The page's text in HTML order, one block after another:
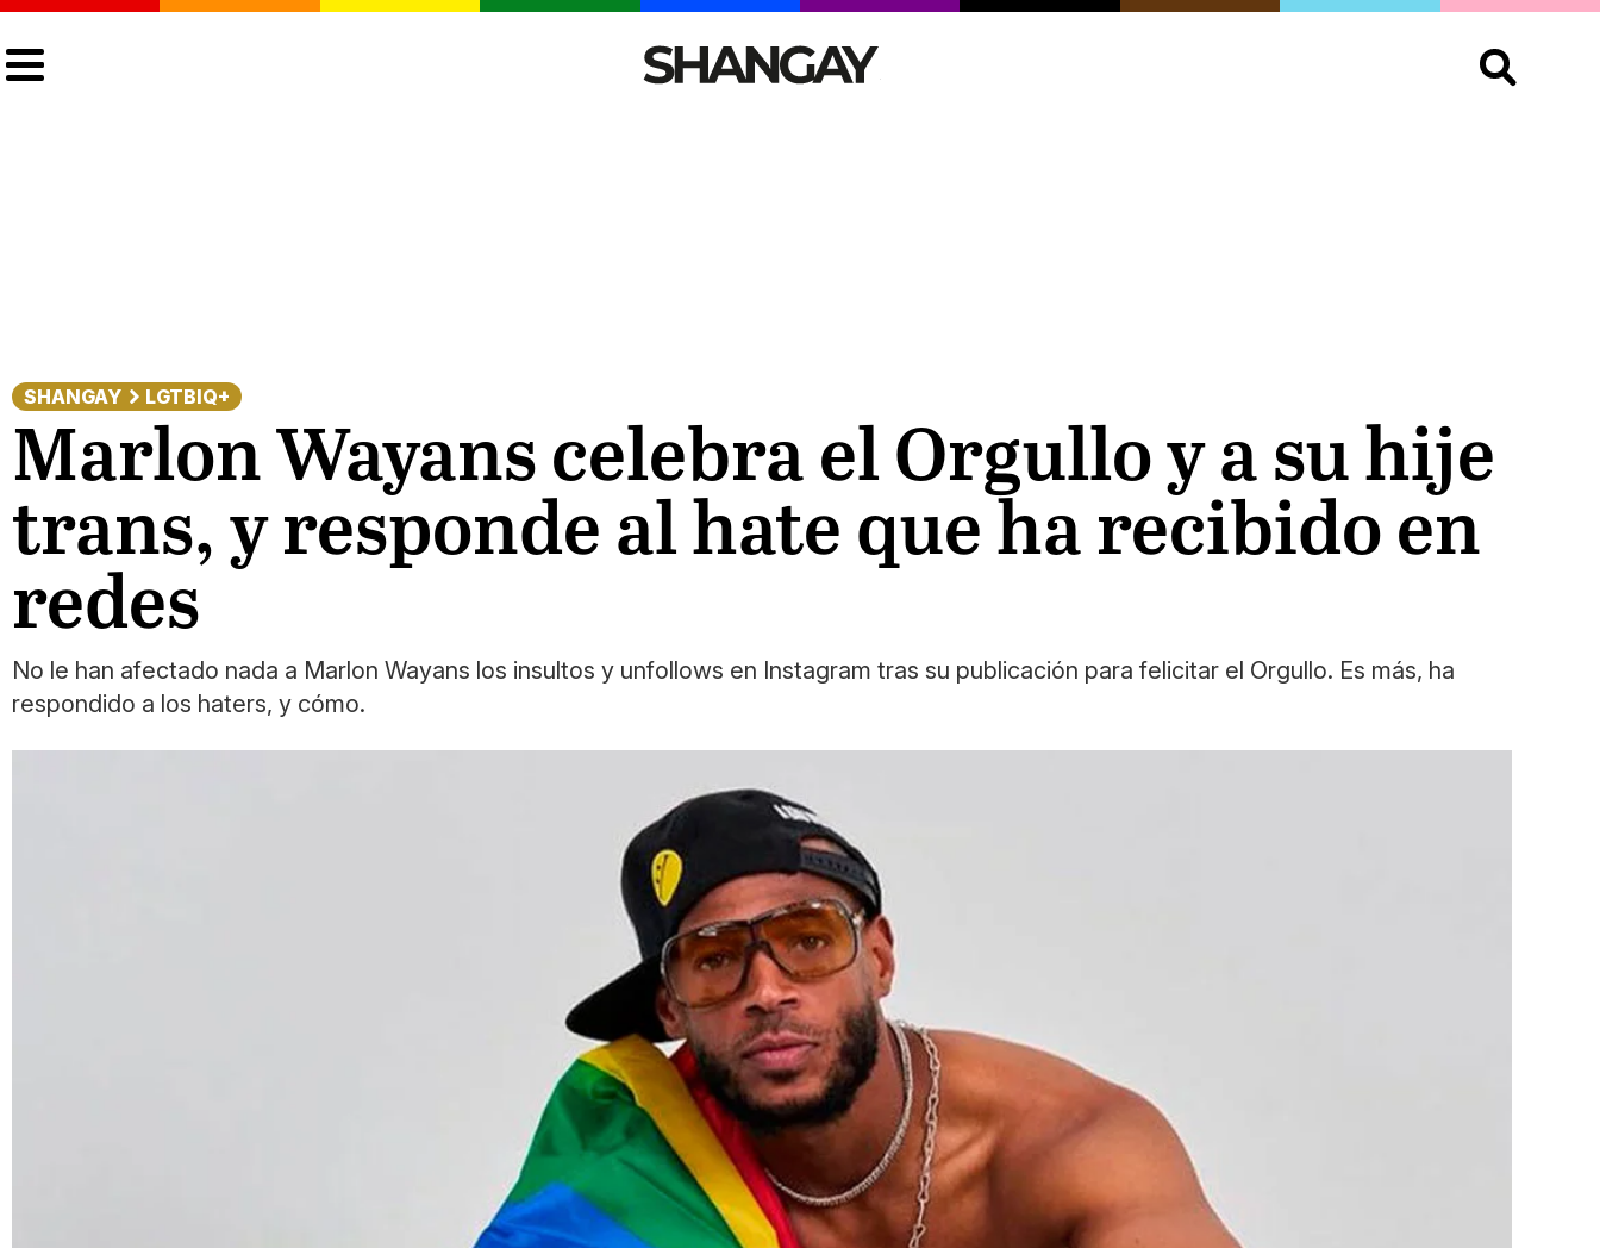
Buscar:
SHANGAY LGTBIQ+
Marlon Wayans celebra el Orgullo y a su hije
trans, y responde al hate que ha recibido en
redes
No le han afectado nada a Marlon Wayans los insultos y unfollows en Instagram tras su publicación para felicitar el Orgullo. Es más, ha
respondido a los haters, y cómo.